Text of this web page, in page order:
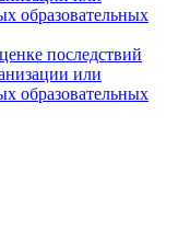
образовательных
последствий
или
образовательных